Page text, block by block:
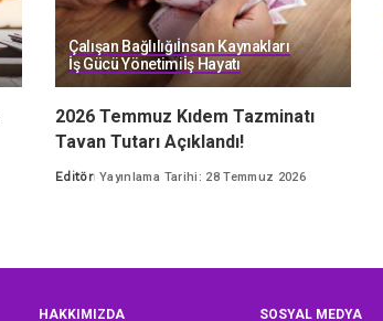
Çalışan Bağlılığıİnsan Kaynakları
İş Gücü Yönetimiİş Hayatı
2026 Temmuz Kıdem Tazminatı
Tavan Tutarı Açıklandı!
Posted
Editör Yayınlama Tarihi: 28 Temmuz 2026
HAKKIMIZDA SOSYAL MEDYA